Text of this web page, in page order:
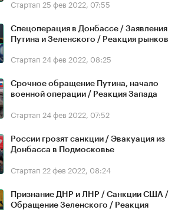
Стартап 25 фев 2022, 07:55
Спецоперация в Донбассе / Заявления
Путина и Зеленского / Реакция рынков
Стартап 24 фев 2022, 08:25
Срочное обращение Путина, начало
военной операции / Реакция Запада
Стартап 24 фев 2022, 07:52
России грозят санкции / Эвакуация из
Донбасса в Подмосковье
Стартап 22 фев 2022, 08:24
Признание ДНР и ЛНР / Санкции США /
Обращение Зеленского / Реакция